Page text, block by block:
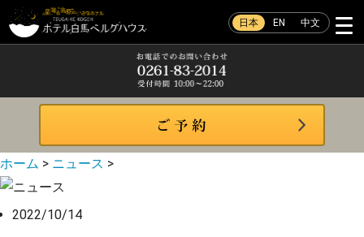
日本 EN 中文
ホーム > ニュース >
2022/10/14